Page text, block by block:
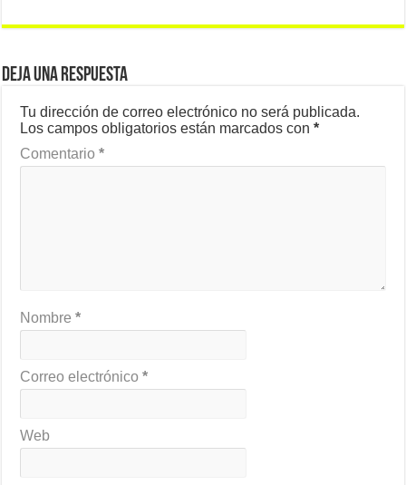
Deja una respuesta
Tu dirección de correo electrónico no será publicada.
Los campos obligatorios están marcados con*
Comentario*
Nombre*
Correo electrónico*
Web